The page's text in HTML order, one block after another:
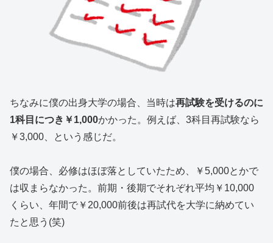
ちなみに僕の出身大学の場合、当時は再試験を受けるのに
1科目につき￥1,000かかった。例えば、3科目再試験なら
￥3,000、という感じだ。
僕の場合、必修はほぼ落としていたため、￥5,000とかで
は収まらなかった。前期・後期でそれぞれ平均￥10,000
くらい、年間で￥20,000前後は再試代を大学に納めてい
たと思う(笑)